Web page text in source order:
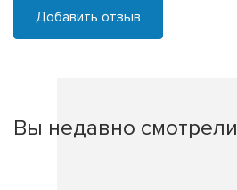
Добавить отзыв
Вы недавно смотрели